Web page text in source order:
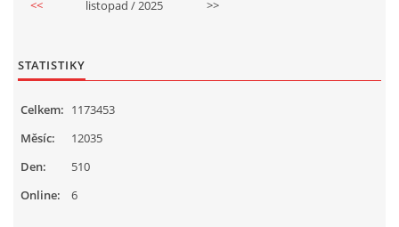
<< listopad / 2025 >>
STATISTIKY
Online: 6
Celkem: 1173453
Měsíc:
12035
Den:
510